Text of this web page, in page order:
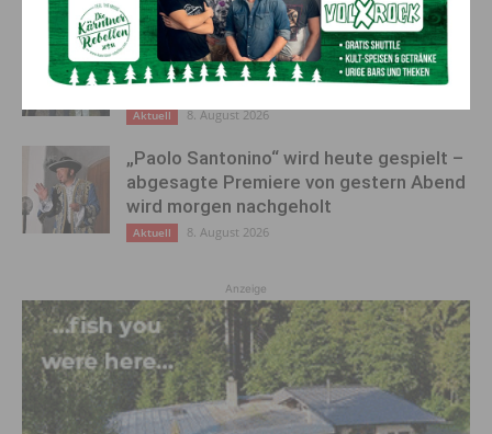
Ehrung für 50 Jahre Chorleitung:
Kärntner Lorbeer in Gold für Herwig
Schwarz
Aktuell 8. August 2026
„Paolo Santonino“ wird heute gespielt –
abgesagte Premiere von gestern Abend
wird morgen nachgeholt
Aktuell 8. August 2026
Anzeige